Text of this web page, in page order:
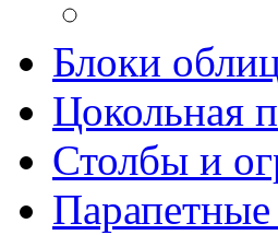
Блоки
Цокольная
Столбы и